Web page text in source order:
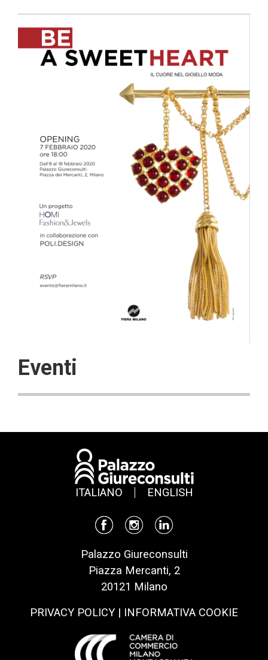
Eventi
ITALIANO ENGLISH
Palazzo Giureconsulti
Piazza Mercanti, 2
20121 Milano
PRIVACY POLICY | INFORMATIVA COOKIE